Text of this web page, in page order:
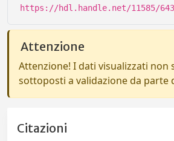
https://hdl.handle.net/11585/
Attenzione
Attenzione! I dati visualizzati non
sottoposti a validazione da parte
Citazioni